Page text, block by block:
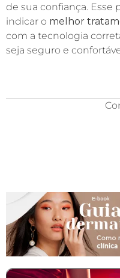
de sua confiança. Esse
indicar o melhor
com a tecnologia
seja seguro e